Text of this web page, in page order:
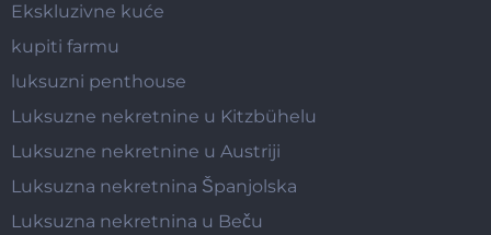
Ekskluzivne kuće
kupiti farmu
luksuzni penthouse
Luksuzne nekretnine u Kitzbühelu
Luksuzne nekretnine u Austriji
Luksuzna nekretnina Španjolska
Luksuzna nekretnina u Beču